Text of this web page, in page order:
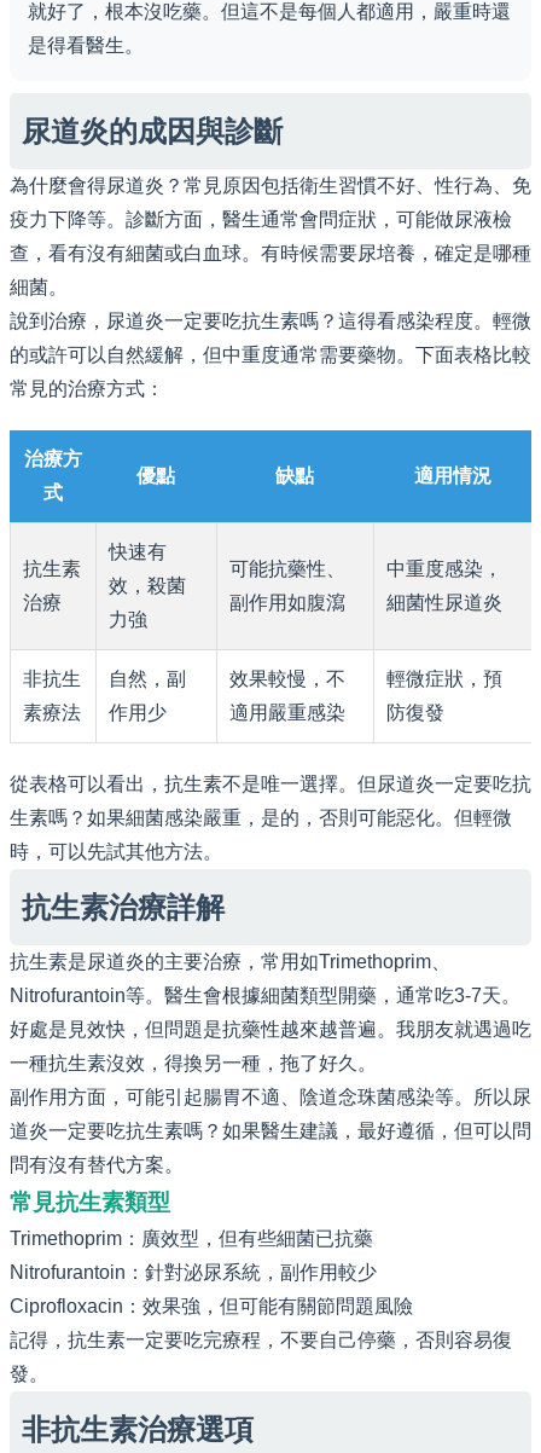
就好了，根本沒吃藥。但這不是每個人都適用，嚴重時還
是得看醫生。
尿道炎的成因與診斷
為什麼會得尿道炎？常見原因包括衛生習慣不好、性行為、免
疫力下降等。診斷方面，醫生通常會問症狀，可能做尿液檢
查，看有沒有細菌或白血球。有時候需要尿培養，確定是哪種
細菌。
說到治療，尿道炎一定要吃抗生素嗎？這得看感染程度。輕微
的或許可以自然緩解，但中重度通常需要藥物。下面表格比較
常見的治療方式：
治療方
式
優點 缺點 適用情況
抗生素
治療
快速有
效，殺菌
力強
可能抗藥性、
副作用如腹瀉
中重度感染，
細菌性尿道炎
非抗生
素療法
自然，副
作用少
效果較慢，不
適用嚴重感染
輕微症狀，預
防復發
從表格可以看出，抗生素不是唯一選擇。但尿道炎一定要吃抗
生素嗎？如果細菌感染嚴重，是的，否則可能惡化。但輕微
時，可以先試其他方法。
抗生素治療詳解
抗生素是尿道炎的主要治療，常用如Trimethoprim、
Nitrofurantoin等。醫生會根據細菌類型開藥，通常吃3-7天。
好處是見效快，但問題是抗藥性越來越普遍。我朋友就遇過吃
一種抗生素沒效，得換另一種，拖了好久。
副作用方面，可能引起腸胃不適、陰道念珠菌感染等。所以尿
道炎一定要吃抗生素嗎？如果醫生建議，最好遵循，但可以問
問有沒有替代方案。
常見抗生素類型
Trimethoprim：廣效型，但有些細菌已抗藥
Nitrofurantoin：針對泌尿系統，副作用較少
Ciprofloxacin：效果強，但可能有關節問題風險
記得，抗生素一定要吃完療程，不要自己停藥，否則容易復
發。
非抗生素治療選項